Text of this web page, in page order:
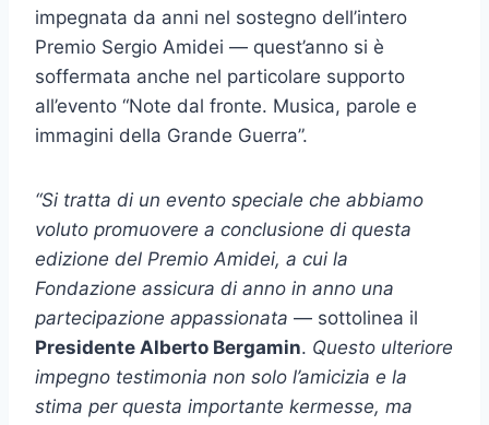
impegnata da anni nel sostegno dell’intero
Premio Sergio Amidei — quest’anno si è
soffermata anche nel particolare supporto
all’evento “Note dal fronte. Musica, parole e
immagini della Grande Guerra”.
“Si tratta di un evento speciale che abbiamo
voluto promuovere a conclusione di questa
edizione del Premio Amidei, a cui la
Fondazione assicura di anno in anno una
partecipazione appassionata — sottolinea il
Presidente Alberto Bergamin. Questo ulteriore
impegno testimonia non solo l’amicizia e la
stima per questa importante kermesse, ma